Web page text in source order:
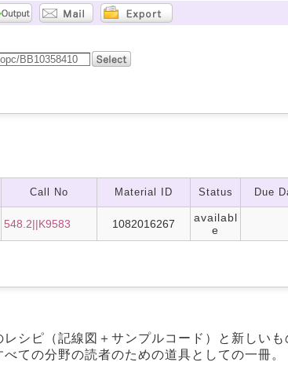
Call No Material ID Status Due
548.2||K9583 1082016267
availabl
e
シピ（記線図＋サンプルコード）と新しい
ての分野の読者のための道具としての一冊。